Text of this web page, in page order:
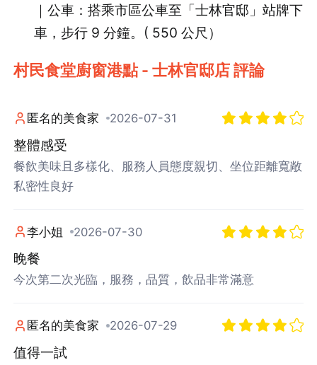
｜公車：搭乘市區公車至「士林官邸」站牌下
車，步行 9 分鐘。( 550 公尺）
村民食堂廚窗港點 - 士林官邸店 評論
匿名的美食家 2026-07-31
整體感受
餐飲美味且多樣化、服務人員態度親切、坐位距離寬敞
私密性良好
李小姐 2026-07-30
晚餐
今次第二次光臨，服務，品質，飲品非常滿意
匿名的美食家 2026-07-29
值得一試